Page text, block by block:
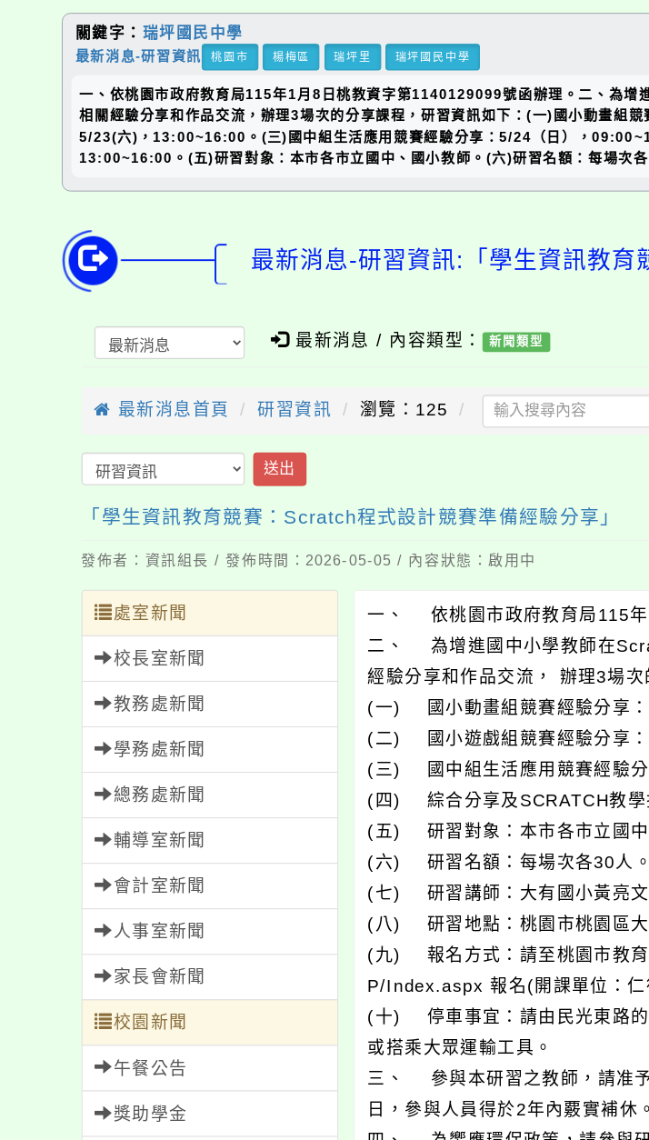
關鍵字： 瑞坪國民中學
最新消息-研習資訊 桃園市 楊梅區 瑞坪里 瑞坪國民中學
一、依桃園市政府教育局115年1月8日桃教資字第1140129099號函辦理。二、為
相關經驗分享和作品交流，辦理3場次的分享課程，研習資訊如下：(一)國小動畫組
5/23(六)，13:00~16:00。(三)國中組生活應用競賽經驗分享：5/24（日），
13:00~16:00。(五)研習對象：本市各市立國中、國小教師。(六)研習名額：每場次
最新消息-研習資訊:「學生資訊教
最新消息 / 內容類型： 新聞類型
最新消息首頁 研習資訊 瀏覽：125
送出
「學生資訊教育競賽：Scratch程式設計競賽準備經驗分享」
發佈者：資訊組長 / 發佈時間：2026-05-05 / 內容狀態：啟用中
處室新聞
校長室新聞
教務處新聞
學務處新聞
總務處新聞
輔導室新聞
會計室新聞
人事室新聞
家長會新聞
校園新聞
午餐公告
獎助學金
一、 依桃園市政府教育局115年
二、 為增進國中小學教師在
經驗分享和作品交流， 辦理3場次
(一) 國小動畫組競賽經驗分享
(二) 國小遊戲組競賽經驗分享
(三) 國中組生活應用競賽經驗
(四) 綜合分享及SCRATCH教學
(五) 研習對象：本市各市立國中
(六) 研習名額：每場次各30人。
(七) 研習講師：大有國小黃亮文
(八) 研習地點：桃園市桃園區大
(九) 報名方式：請至桃園市教
P/Index.aspx 報名(開課單位：仁
(十) 停車事宜：請由民光東路的
或搭乘大眾運輸工具。
三、 參與本研習之教師，請准
日，參與人員得於2年內覈實補休。